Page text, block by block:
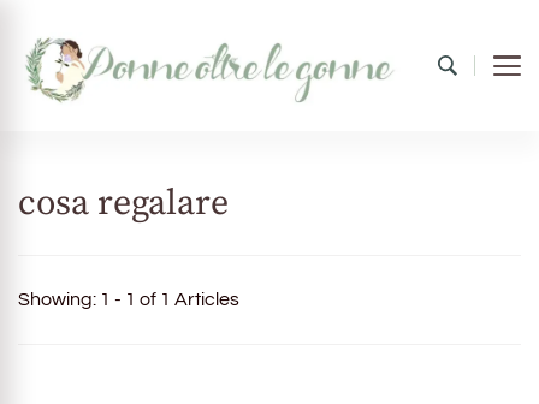
cosa regalare
Showing: 1 - 1 of 1 Articles